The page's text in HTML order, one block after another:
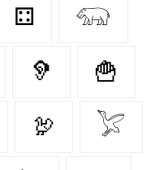
⚃ 𓃯
🦻 🍟
🦃 𓅯